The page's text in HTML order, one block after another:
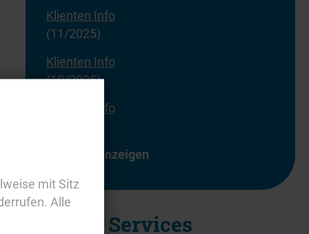
Externe Services
Klienten Info
(11/2025)
Klienten Info
(10/2025)
Klienten Info
alle anzeigen
mit Sitz
Alle